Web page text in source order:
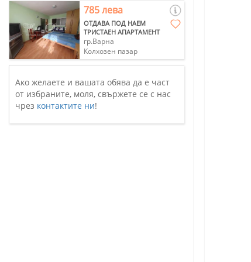
785 лева
ОТДАВА ПОД НАЕМ
ТРИСТАЕН АПАРТАМЕНТ
гр.Варна
Колхозен пазар
Ако желаете и вашата обява да е част
от избраните, моля, свържете се с нас
чрез контактите ни!